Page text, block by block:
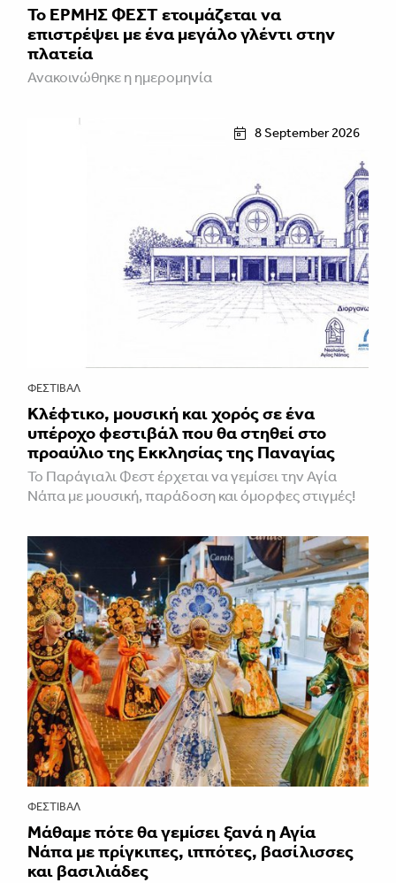
Το ΕΡΜΗΣ ΦΕΣΤ ετοιμάζεται να
επιστρέψει με ένα μεγάλο γλέντι στην
πλατεία
Ανακοινώθηκε η ημερομηνία
8 September 2026
ΦΕΣΤΙΒΑΛ
Κλέφτικο, μουσική και χορός σε ένα
υπέροχο φεστιβάλ που θα στηθεί στο
προαύλιο της Εκκλησίας της Παναγίας
Το Παράγιαλι Φεστ έρχεται να γεμίσει την Αγία
Νάπα με μουσική, παράδοση και όμορφες στιγμές!
ΦΕΣΤΙΒΑΛ
Μάθαμε πότε θα γεμίσει ξανά η Αγία
Νάπα με πρίγκιπες, ιππότες, βασίλισσες
και βασιλιάδες